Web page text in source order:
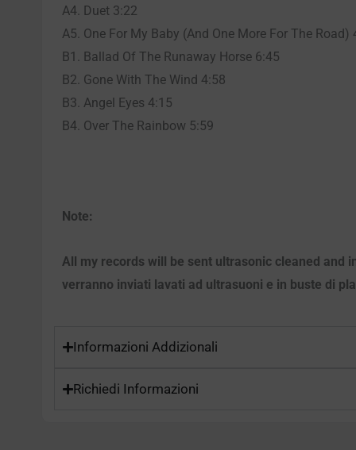
A4. Duet 3:22
A5. One For My Baby (And One More For The Road)
B1. Ballad Of The Runaway Horse 6:45
B2. Gone With The Wind 4:58
B3. Angel Eyes 4:15
B4. Over The Rainbow 5:59
Note:
All my records will be sent ultrasonic cleaned and
verranno inviati lavati ad ultrasuoni e in buste di
Informazioni Addizionali
Richiedi Informazioni